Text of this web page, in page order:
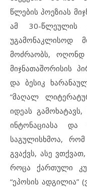
წლების პოეზიას
ამ 30-წლეულის
უგამონაკლისოდ
მოძრაობს, ოღონდ
მიჯნათაშორისის
და ბესიკ
“მაღალ
იდეას
ინტონაციასა და
საგულისხმოა, რომ
გვაქვს, ასე
როცა ქართული
“ეპოსის ადგილია”